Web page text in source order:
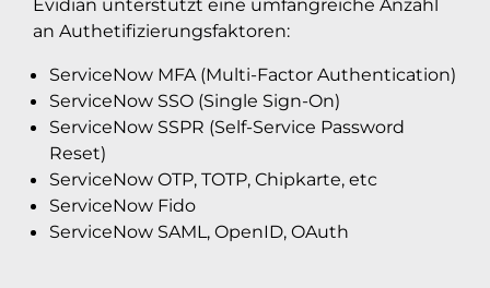
Evidian unterstützt eine umfangreiche Anzahl
an Authetifizierungsfaktoren:
ServiceNow MFA (Multi-Factor Authentication)
ServiceNow SSO (Single Sign-On)
ServiceNow SSPR (Self-Service Password
Reset)
ServiceNow OTP, TOTP, Chipkarte, etc
ServiceNow Fido
ServiceNow SAML, OpenID, OAuth